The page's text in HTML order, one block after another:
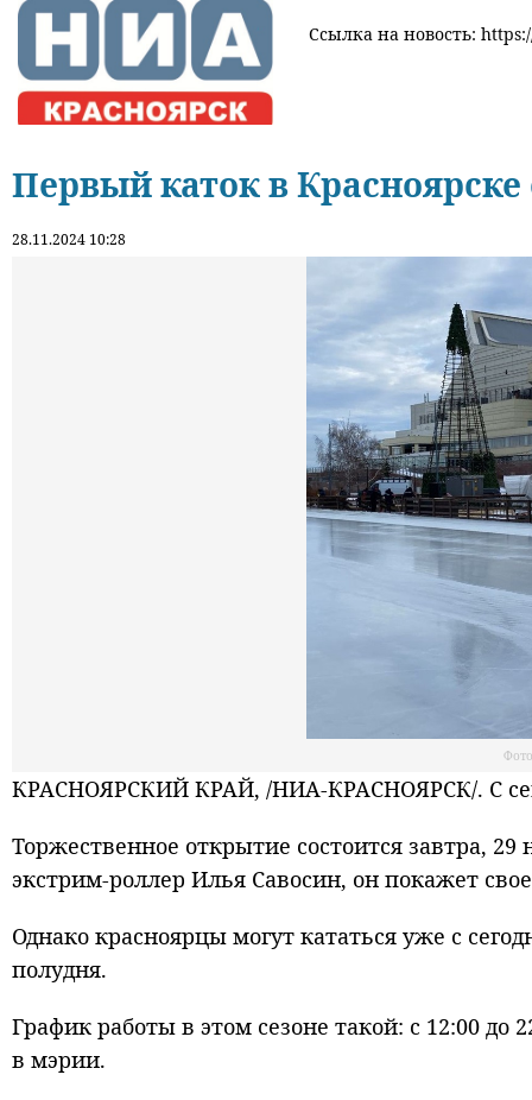
Ссылка на новость:
Первый каток в
28.11.2024 10:28
КРАСНОЯРСКИЙ КРАЙ, /НИА-КРАСНОЯРСК/. С
Торжественное открытие состоится завтра,
экстрим-роллер Илья Савосин, он покажет
Однако красноярцы могут кататься уже с
полудня.
График работы в этом сезоне такой: с 12:00 до
в мэрии.